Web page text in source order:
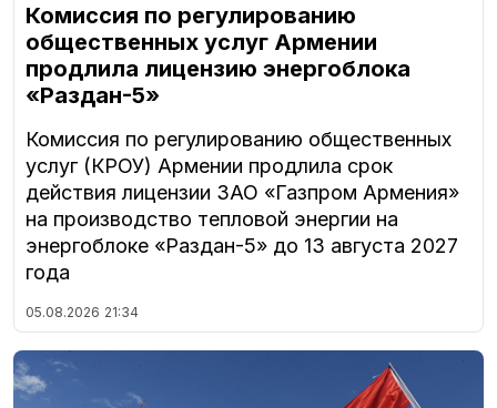
Комиссия по регулированию
общественных услуг Армении
продлила лицензию энергоблока
«Раздан-5»
Комиссия по регулированию общественных
услуг (КРОУ) Армении продлила срок
действия лицензии ЗАО «Газпром Армения»
на производство тепловой энергии на
энергоблоке «Раздан-5» до 13 августа 2027
года
05.08.2026 21:34